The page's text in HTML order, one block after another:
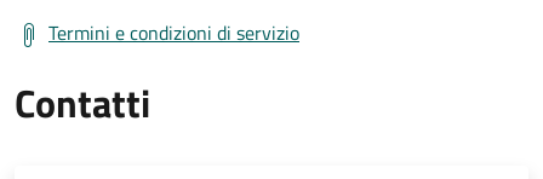
Termini e condizioni di servizio
Contatti